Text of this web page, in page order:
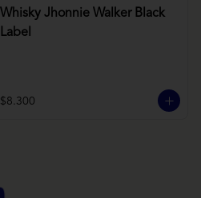
Whisky Jhonnie Walker Black
Label
$8.300